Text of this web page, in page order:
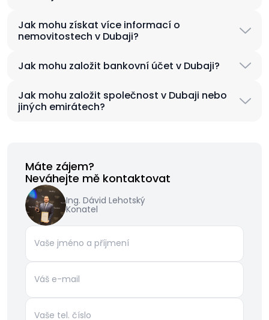
Jak mohu získat více informací o
nemovitostech v Dubaji?
Jak mohu založit bankovní účet v Dubaji?
Jak mohu založit společnost v Dubaji nebo
jiných emirátech?
Máte zájem?
Neváhejte mě kontaktovat
Ing. Dávid Lehotský
Konatel